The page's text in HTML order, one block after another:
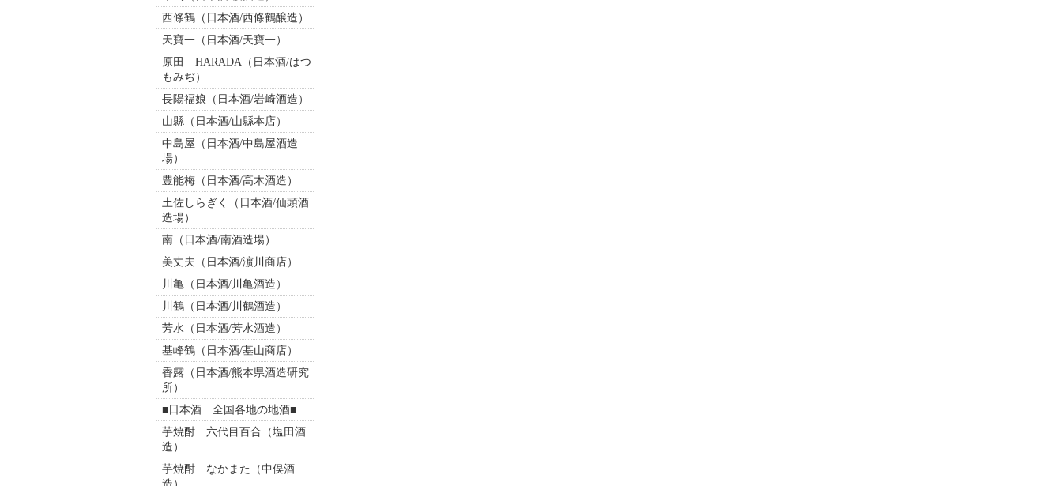
西條鶴（日本酒/西條鶴醸造）
天寶一（日本酒/天寶一）
原田 HARADA（日本酒/はつ
もみぢ）
長陽福娘（日本酒/岩崎酒造）
山縣（日本酒/山縣本店）
中島屋（日本酒/中島屋酒造
場）
豊能梅（日本酒/高木酒造）
土佐しらぎく（日本酒/仙頭酒
造場）
南（日本酒/南酒造場）
美丈夫（日本酒/濵川商店）
川亀（日本酒/川亀酒造）
川鶴（日本酒/川鶴酒造）
芳水（日本酒/芳水酒造）
基峰鶴（日本酒/基山商店）
香露（日本酒/熊本県酒造研究
所）
■日本酒 全国各地の地酒■
芋焼酎 六代目百合（塩田酒
造）
芋焼酎 なかまた（中俣酒